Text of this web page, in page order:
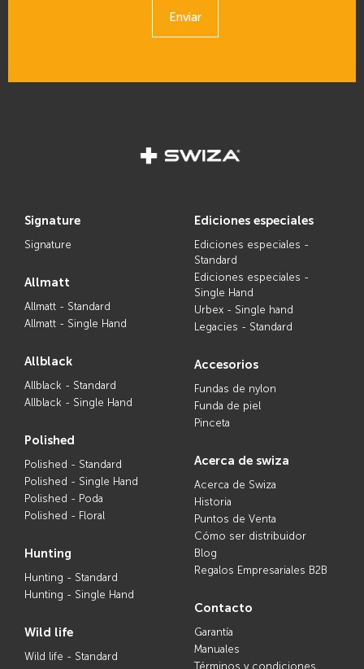
Enviar
signature
Signature
allmatt
Allmatt - Standard
Allmatt - Single Hand
allblack
Allblack - Standard
Allblack - Single Hand
polished
Polished - Standard
Polished - Single Hand
Polished - Poda
Polished - Floral
hunting
Hunting - Standard
Hunting - Single Hand
wild life
Wild life - Standard
ediciones especiales
Ediciones especiales -
Standard
Ediciones especiales -
Single Hand
Urbex - Single hand
Legacies - Standard
accesorios
Fundas de nylon
Funda de piel
Pinceta
acerca de swiza
Acerca de Swiza
Historia
Puntos de Venta
Cómo ser distribuidor
Blog
Regalos Empresariales B2B
contacto
Garantía
Manuales
Términos y condiciones